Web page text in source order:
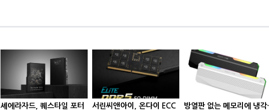
셰에라자드, 퀘스타일 포터
서린씨앤아이, 온다이 ECC
방열판 없는 메모리에 냉각·